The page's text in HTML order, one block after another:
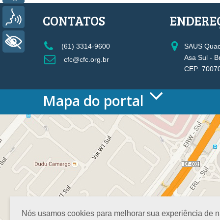
Nós usamos cookies para melhorar sua experiência de
CONTATOS
(61) 3314-9600
cfc@cfc.org.br
SAUS
Asa Sul -
CEP:
Mapa do portal
HOME
O CONSELHO
Conselho Diretor
Nossa Sede
Planejamento
Organograma
Medalha João Lyra
Presidentes do CFC – Gestões anteriores
PRESIDÊNCIA
Voz
+ Acessibilidade